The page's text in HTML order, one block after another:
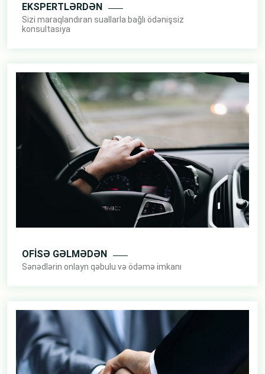
EKSPERTLƏRDƏN
Sizi maraqlandıran suallarla bağlı ödənişsiz
konsultasiya
OFİSƏ GƏLMƏDƏN
Sənədlərin onlayn qəbulu və ödəmə imkanı